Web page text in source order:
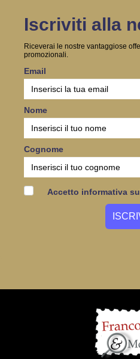
Iscriviti alla
Riceverai le nostre vantaggiose
promozionali.
Email
Nome
Cognome
Accetto informativa